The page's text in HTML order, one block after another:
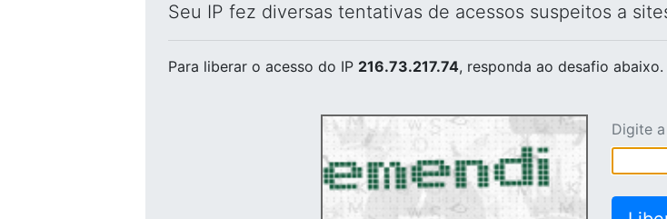
Seu IP fez diversas tentativas de acessos suspeitos a
Para liberar o acesso do IP 216.73.217.74, responda ao desafio abaixo.
Digite